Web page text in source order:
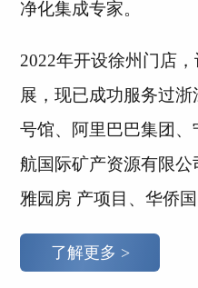
净化集成专家。
2022年开设徐州门店
展，现已成功服务过
号馆、阿里巴巴集团
航国际矿产资源有限
雅园房 产项目、华侨国
了解更多 >